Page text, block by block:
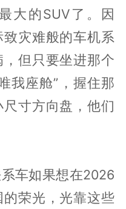
大的SUV了。因
灾难般的车机系
但只要坐进那个
我座舱”，握住那
寸方向盘，他们
车如果想在2026
荣光，光靠这些